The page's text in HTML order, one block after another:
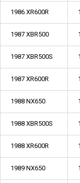
1986 XR600R
1987 XBR500
1987 XBR500S
1987 XR600R
1988 NX650
1988 XBR500S
1988 XR600R
1989 NX650